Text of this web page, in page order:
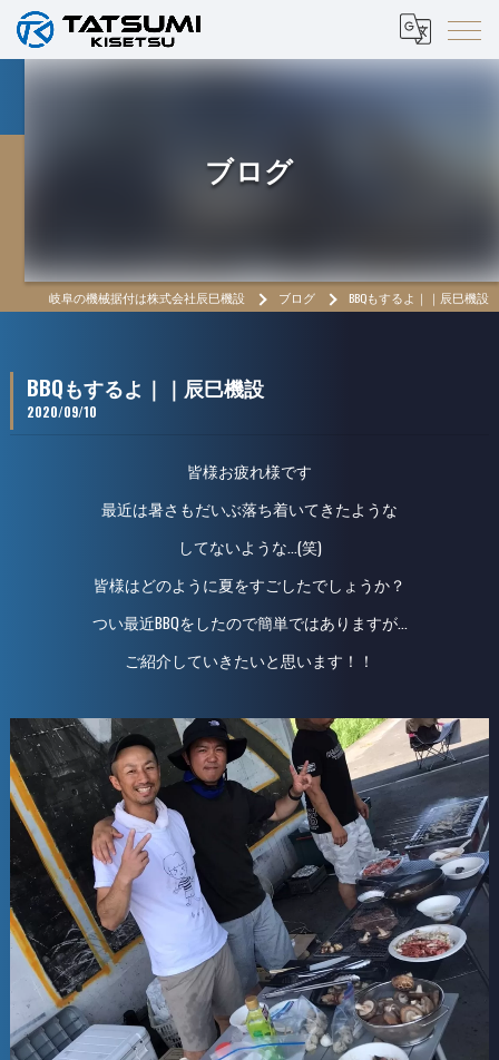
ブログ
岐阜の機械据付は株式会社辰巳機設 ブログ BBQもするよ｜｜辰巳機設
BBQもするよ｜｜辰巳機設
2020/09/10
皆様お疲れ様です
最近は暑さもだいぶ落ち着いてきたような
してないような…(笑)
皆様はどのように夏をすごしたでしょうか？
つい最近BBQをしたので簡単ではありますが…
ご紹介していきたいと思います！！